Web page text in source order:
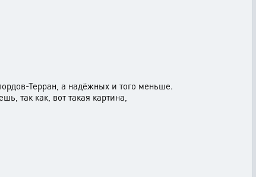
Терран, а надёжных и того меньше.
так как, вот такая картина,